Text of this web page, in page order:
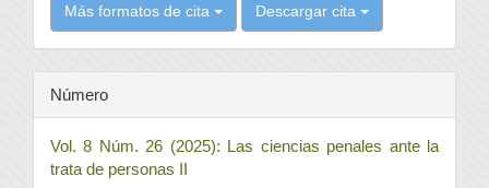
Más formatos de cita Descargar cita
Número
Vol. 8 Núm. 26 (2025): Las ciencias penales ante la
trata de personas II